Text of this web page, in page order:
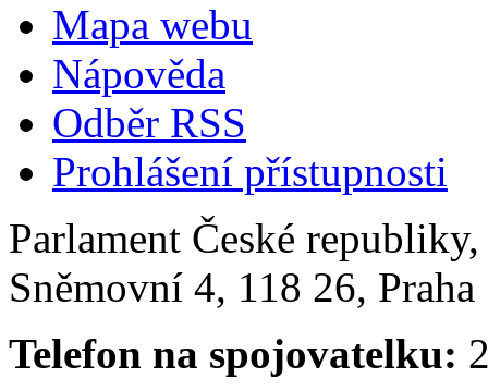
Mapa webu
Nápověda
Odběr RSS
Prohlášení přístupnosti
Parlament České
Sněmovní 4, 118 26,
Telefon na spojovatelku: